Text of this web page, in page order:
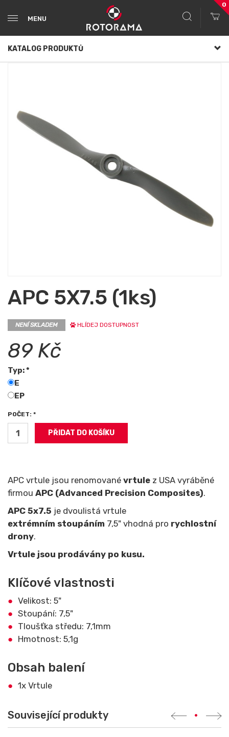
MENU
0
KATALOG PRODUKTŮ
APC 5X7.5 (1ks)
NENÍ SKLADEM HLÍDEJ DOSTUPNOST
89 Kč
Typ: *
E
EP
POČET: *
APC vrtule jsou renomované vrtule z USA vyráběné
firmou APC (Advanced Precision Composites).
APC 5x7.5 je dvoulistá vrtule
extrémním stoupáním 7,5" vhodná pro rychlostní
drony.
Vrtule jsou prodávány po kusu.
Klíčové vlastnosti
Velikost: 5"
Stoupání: 7,5"
Tloušťka středu: 7,1mm
Hmotnost: 5,1g
Obsah balení
1x Vrtule
Související produkty •